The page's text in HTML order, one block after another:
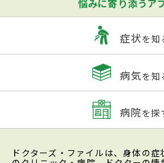
悩みに寄り添うア
症状を知
病気を知
病院を探
ドクターズ・ファイルは、身体の